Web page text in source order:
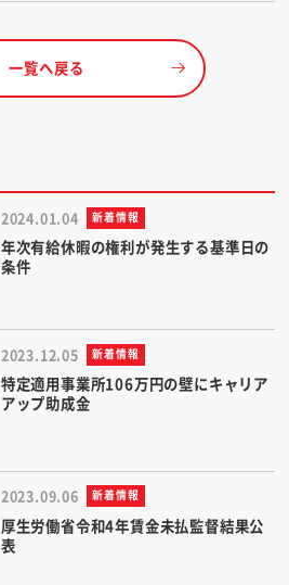
一覧へ戻る
2024.01.04 新着情報
年次有給休暇の権利が発生する基準日の
条件
2023.12.05 新着情報
特定適用事業所106万円の壁にキャリア
アップ助成金
2023.09.06 新着情報
厚生労働省令和4年賃金未払監督結果公
表